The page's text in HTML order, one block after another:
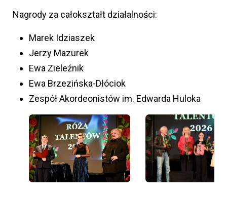
Nagrody za całokształt działalności:
Marek Idziaszek
Jerzy Mazurek
Ewa Zieleźnik
Ewa Brzezińska-Dłóciok
Zespół Akordeonistów im. Edwarda Huloka